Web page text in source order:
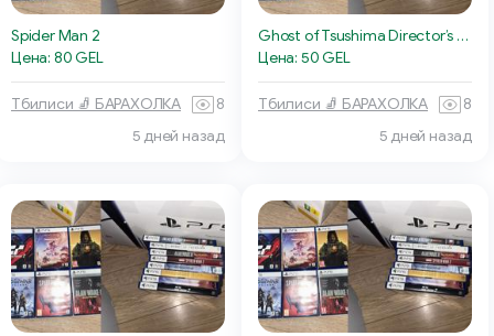
Spider Man 2
Цена: 80 GEL
Тбилиси 🧦 БАРАХОЛКА
8
5 дней назад
Ghost of Tsushima Director’s Cut
Цена: 50 GEL
Тбилиси 🧦 БАРАХОЛКА
8
5 дней назад